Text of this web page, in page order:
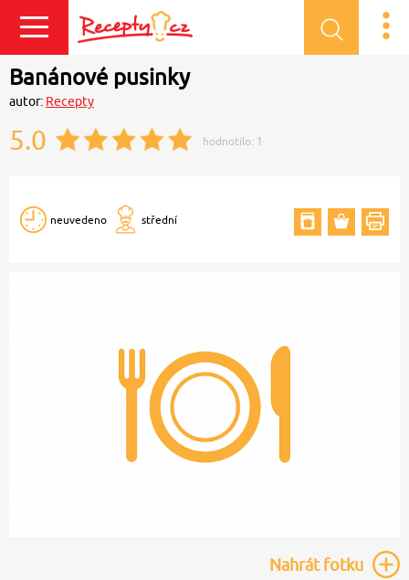
Přihlásit se
Banánové pusinky
autor: Recepty
5.0 hodnotilo: 1
neuvedeno střední
Nahrátfotku